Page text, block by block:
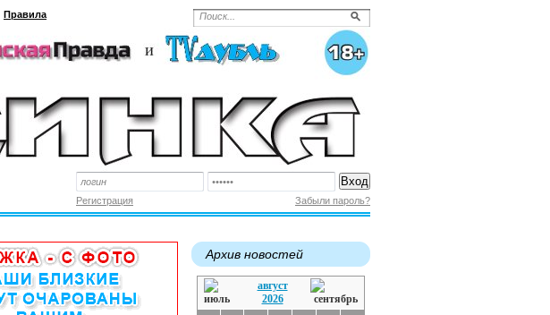
Правила
Регистрация Забыли пароль?
Архив новостей
август
2026